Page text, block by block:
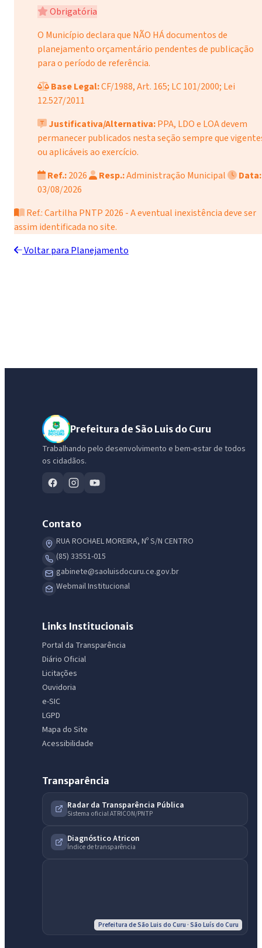
Obrigatória
O Município declara que NÃO HÁ documentos de
planejamento orçamentário pendentes de publicação
para o período de referência.
Base Legal:CF/1988, Art. 165; LC 101/2000; Lei
12.527/2011
Justificativa/Alternativa:PPA, LDO e LOA devem
permanecer publicados nesta seção sempre que
ou aplicáveis ao exercício.
Ref.:2026 Resp.:Administração Municipal
Data:
03/08/2026
Ref.: Cartilha PNTP 2026 - A eventual inexistência deve ser
assim identificada no site.
Voltar para Planejamento
Prefeitura de São Luis do Curu
Trabalhando pelo desenvolvimento e bem-estar de todos
os cidadãos.
Contato
RUA ROCHAEL MOREIRA, Nº S/N CENTRO
(85) 33551-015
gabinete@saoluisdocuru.ce.gov.br
Webmail Institucional
Links Institucionais
Portal da Transparência
Diário Oficial
Licitações
Ouvidoria
e-SIC
LGPD
Mapa do Site
Acessibilidade
Transparência
Radar da Transparência Pública
Sistema oficial ATRICON/PNTP
Diagnóstico Atricon
Índice de transparência
Prefeitura de São Luis do Curu · São Luís do Curu
IntGest AI
Assistente do Portal
Olá. Pergunte sobre serviços, notícias, legislação, Diário Oficial,
licitações, estrutura ou transparência do município.
Licitações abertas